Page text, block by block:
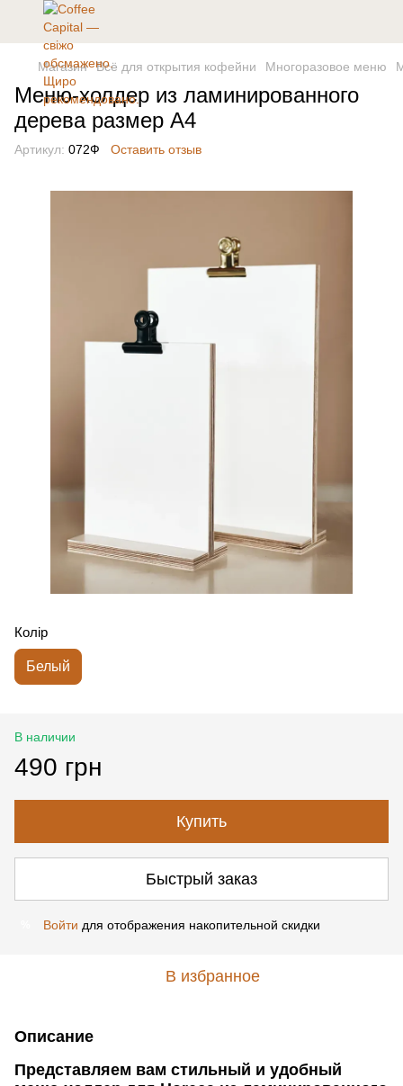
Магазин Всё для открытия кофейни Многоразовое меню
Меню-холдер из ламинированного
дерева размер А4
Артикул: 072Ф Оставить отзыв
Колір
Белый
В наличии
490 грн
Купить
Быстрый заказ
Войти для отображения накопительной скидки
В избранное
Описание
Представляем вам стильный и удобный